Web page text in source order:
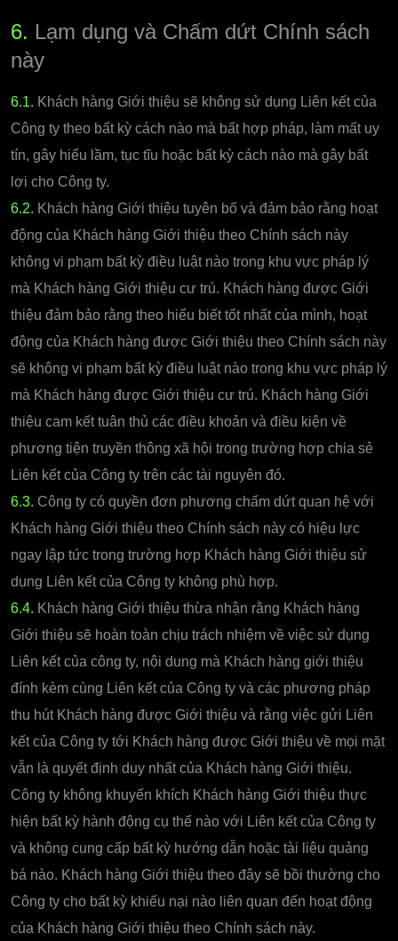
6. Lạm dụng và Chấm dứt Chính sách
này
6.1. Khách hàng Giới thiệu sẽ không sử dụng Liên kết của
Công ty theo bất kỳ cách nào mà bất hợp pháp, làm mất uy
tín, gây hiểu lầm, tục tĩu hoặc bất kỳ cách nào mà gây bất
lợi cho Công ty.
6.2. Khách hàng Giới thiệu tuyên bố và đảm bảo rằng hoạt
động của Khách hàng Giới thiệu theo Chính sách này
không vi phạm bất kỳ điều luật nào trong khu vực pháp lý
mà Khách hàng Giới thiệu cư trú. Khách hàng được Giới
thiệu đảm bảo rằng theo hiểu biết tốt nhất của mình, hoạt
động của Khách hàng được Giới thiệu theo Chính sách này
sẽ không vi phạm bất kỳ điều luật nào trong khu vực pháp lý
mà Khách hàng được Giới thiệu cư trú. Khách hàng Giới
thiệu cam kết tuân thủ các điều khoản và điều kiện về
phương tiện truyền thông xã hội trong trường hợp chia sẻ
Liên kết của Công ty trên các tài nguyên đó.
6.3. Công ty có quyền đơn phương chấm dứt quan hệ với
Khách hàng Giới thiệu theo Chính sách này có hiệu lực
ngay lập tức trong trường hợp Khách hàng Giới thiệu sử
dụng Liên kết của Công ty không phù hợp.
6.4. Khách hàng Giới thiệu thừa nhận rằng Khách hàng
Giới thiệu sẽ hoàn toàn chịu trách nhiệm về việc sử dụng
Liên kết của công ty, nội dung mà Khách hàng giới thiệu
đính kèm cùng Liên kết của Công ty và các phương pháp
thu hút Khách hàng được Giới thiệu và rằng việc gửi Liên
kết của Công ty tới Khách hàng được Giới thiệu về mọi mặt
vẫn là quyết định duy nhất của Khách hàng Giới thiệu.
Công ty không khuyến khích Khách hàng Giới thiệu thực
hiện bất kỳ hành động cụ thể nào với Liên kết của Công ty
và không cung cấp bất kỳ hướng dẫn hoặc tài liệu quảng
bá nào. Khách hàng Giới thiệu theo đây sẽ bồi thường cho
Công ty cho bất kỳ khiếu nại nào liên quan đến hoạt động
của Khách hàng Giới thiệu theo Chính sách này.